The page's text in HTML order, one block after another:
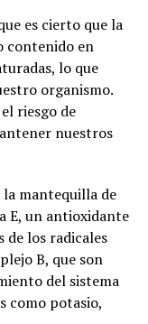
es cierto que la
contenido en
lo que
organismo.
riesgo de
nuestros
la mantequilla de
E, un antioxidante
de los radicales
B, que son
del sistema
como potasio,